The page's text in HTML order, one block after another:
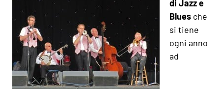
di Jazz e
Blues che
si tiene
ogni anno
ad